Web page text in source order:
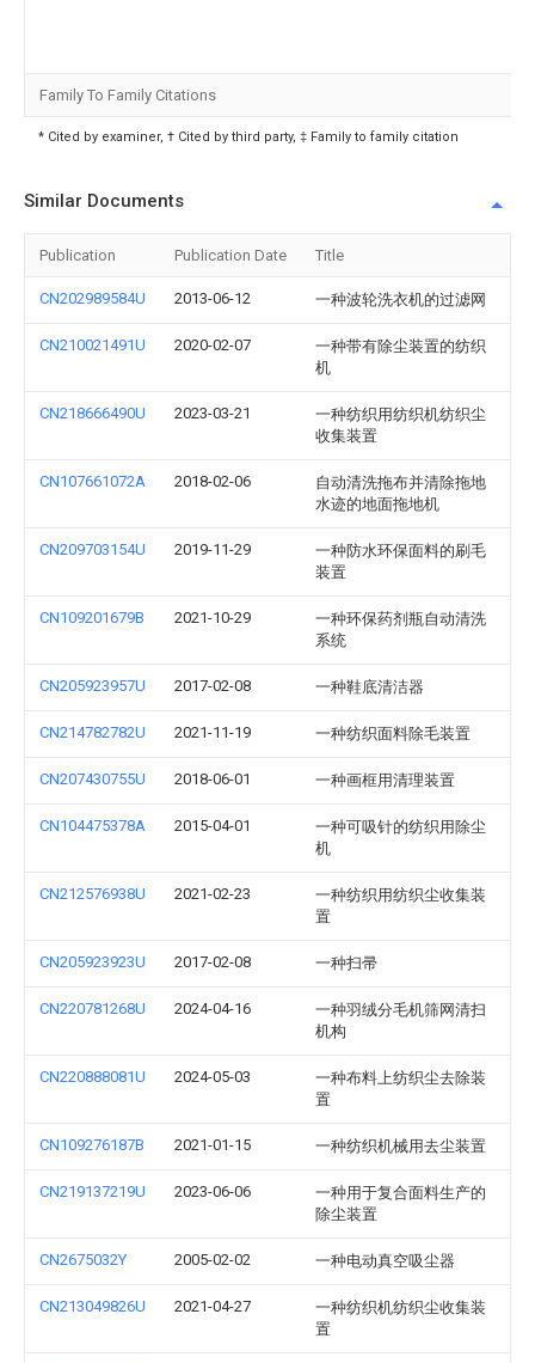
Family To Family Citations
* Cited by examiner, † Cited by third party, ‡ Family to family citation
Similar Documents
Publication Publication Date Title
CN202989584U 2013-06-12 一种波轮洗衣机的过滤网
CN210021491U 2020-02-07
一种带有除尘装置的纺织
机
CN218666490U 2023-03-21
一种纺织用纺织机纺织尘
收集装置
CN107661072A 2018-02-06
自动清洗拖布并清除拖地
水迹的地面拖地机
CN209703154U 2019-11-29
一种防水环保面料的刷毛
装置
CN109201679B 2021-10-29
一种环保药剂瓶自动清洗
系统
CN205923957U 2017-02-08 一种鞋底清洁器
CN214782782U 2021-11-19 一种纺织面料除毛装置
CN207430755U 2018-06-01 一种画框用清理装置
CN104475378A 2015-04-01
一种可吸针的纺织用除尘
机
CN212576938U 2021-02-23
一种纺织用纺织尘收集装
置
CN205923923U 2017-02-08 一种扫帚
CN220781268U 2024-04-16
一种羽绒分毛机筛网清扫
机构
CN220888081U 2024-05-03
一种布料上纺织尘去除装
置
CN109276187B 2021-01-15 一种纺织机械用去尘装置
CN219137219U 2023-06-06
一种用于复合面料生产的
除尘装置
CN2675032Y 2005-02-02 一种电动真空吸尘器
CN213049826U 2021-04-27
一种纺织机纺织尘收集装
置